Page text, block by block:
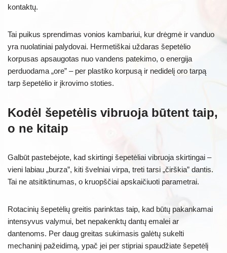
kontaktų.
Tai puikus sprendimas vonios kambariui, kur drėgmė ir vanduo
yra nuolatiniai palydovai. Hermetiškai uždaras šepetėlio
korpusas apsaugotas nuo vandens patekimo, o energija
perduodama „ore” – per plastiko korpusą ir nedidelį oro tarpą
tarp šepetėlio ir įkrovimo stoties.
Kodėl šepetėlis vibruoja būtent taip,
o ne kitaip
Galbūt pastebėjote, kad skirtingi šepetėliai vibruoja skirtingai –
vieni labiau „burza”, kiti švelniai virpa, treti tarsi „čirškia” dantis.
Tai ne atsitiktinumas, o kruopščiai apskaičiuoti parametrai.
Rotacinių šepetėlių greitis parinktas taip, kad būtų pakankamai
intensyvus valymui, bet nepakenktų dantų emalei ar
dantenoms. Per daug greitas sukimasis galėtų sukelti
mechaninį pažeidimą, ypač jei per stipriai spaudžiate šepetėlį